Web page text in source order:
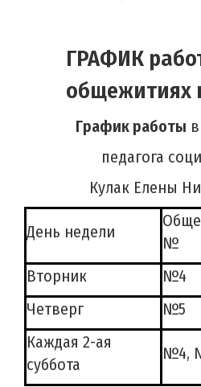
ГРАФИК
общежитиях
График работы
педагога
Кулак Елены
День недели
№
Вторник №4
Четверг
№5
Каждая 2-ая
суббота
№4,